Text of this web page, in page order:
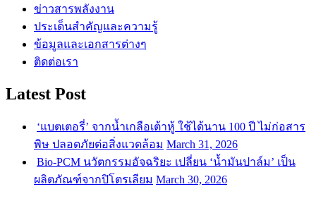
ข่าวสารพลังงาน
ประเด็นสำคัญและความรู้
ข้อมูลและเอกสารต่างๆ
ติดต่อเรา
Latest Post
‘แบตเตอรี่’ จากน้ำเกลือเต้าหู้ ใช้ได้นาน 100 ปี ไม่ก่อสาร
พิษ ปลอดภัยต่อสิ่งแวดล้อม March 31, 2026
Bio-PCM นวัตกรรมอัจฉริยะ เปลี่ยน ‘น้ำมันปาล์ม’ เป็น
ผลิตภัณฑ์จากปิโตรเลียม March 30, 2026